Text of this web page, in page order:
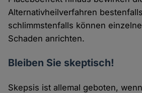
Alternativheilverfahren
schlimmstenfalls können
Schaden anrichten.
Bleiben Sie skeptisch!
Skepsis ist allemal geboten,